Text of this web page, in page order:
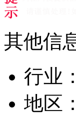
其他信
行业：
地区：